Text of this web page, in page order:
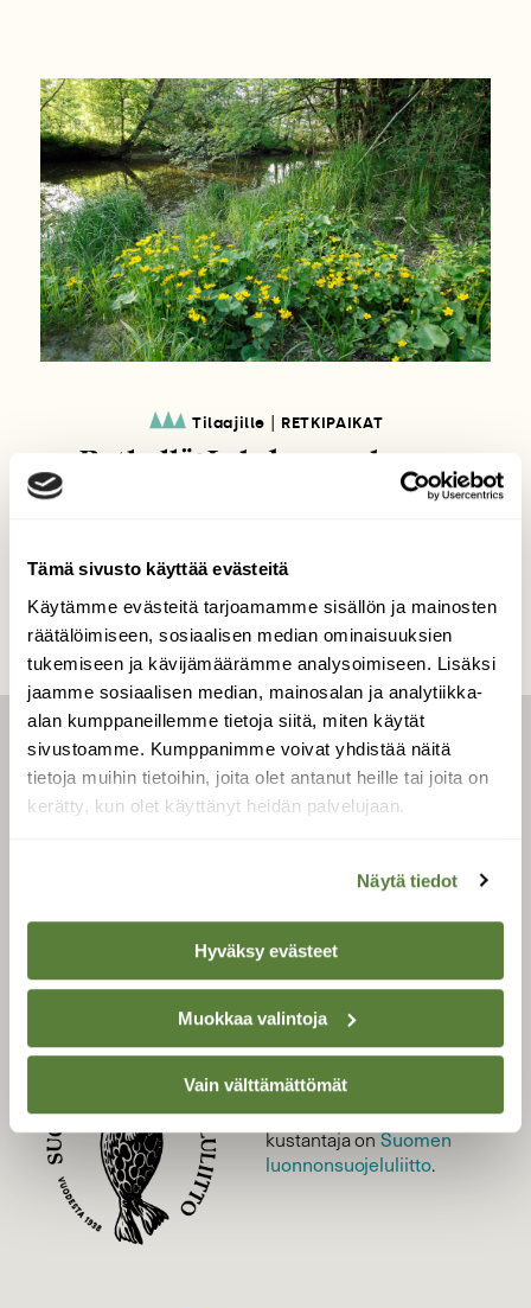
Tämä sivusto käyttää evästeitä
Käytämme evästeitä tarjoamamme sisällön ja mainosten
räätälöimiseen, sosiaalisen median ominaisuuksien
tukemiseen ja kävijämäärämme analysoimiseen. Lisäksi
jaamme sosiaalisen median, mainosalan ja analytiikka-
alan kumppaneillemme tietoja siitä, miten käytät
sivustoamme. Kumppanimme voivat yhdistää näitä
tietoja muihin tietoihin, joita olet antanut heille tai joita on
kerätty, kun olet käyttänyt heidän palvelujaan.
Näytä tiedot
Hyväksy evästeet
Muokkaa valintoja
Vain välttämättömät
Tilaajille RETKIPAIKAT
Retkellä: Lehdon rauhassa
LEHTI
Uusin lehti
Tilaa digilukuoikeus
Tilaa uutiskirje
SUOMEN LUONNON­
Suomen Luonto -lehden
kustantaja onSuomen
luonnonsuojelu­liitto.